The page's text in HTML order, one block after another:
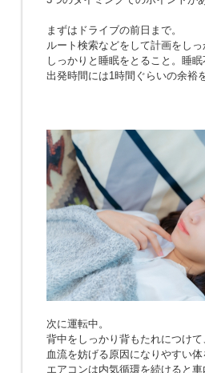
まずはドライブの前日まで。
ルート検索などをして計画をしっ
しっかりと睡眠をとること。睡
出発時間には1時間ぐらいの余裕
次に運転中。
背中をしっかり背もたれにつけ
血流を妨げる原因になりやすい
エアコンは内気循環を続けると車